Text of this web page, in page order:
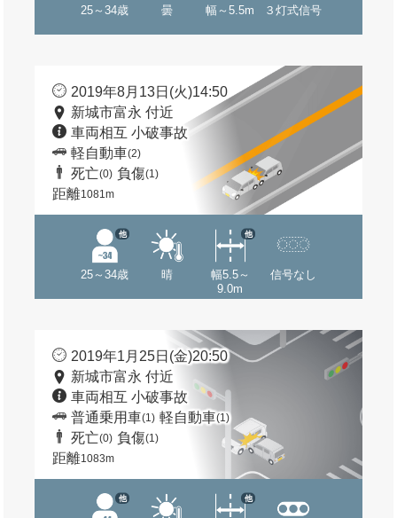
25～34歳 曇 幅～5.5m ３灯式信号
2019年8月13日(火)14:50
新城市富永 付近
車両相互 小破事故
軽自動車(2)
死亡(0) 負傷(1)
距離1081m
25～34歳
他
晴
幅5.5～
9.0m
他
信号なし
2019年1月25日(金)20:50
新城市富永 付近
車両相互 小破事故
普通乗用車(1) 軽自動車(1)
死亡(0) 負傷(1)
距離1083m
他 他